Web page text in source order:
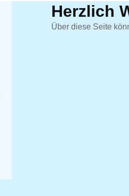
Herzlich
Über diese Seite